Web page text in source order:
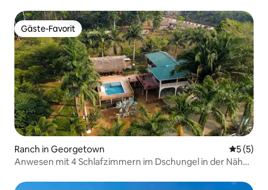
Gäste-Favorit
Gäste-Favorit
Ranch in Georgetown
5 (5)
Anwesen mit 4 Schlafzimmern im Dschungel in der Nähe